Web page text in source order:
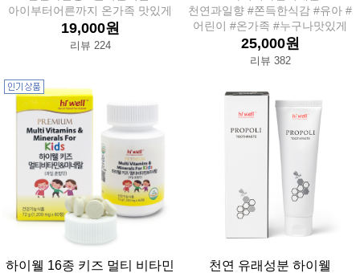
아이부터어른까지 온가족 맛있게
19,000원
리뷰 224
천연과일향 #쫀득한식감 #유아 #
어린이 #온가족 #누구나맛있게
25,000원
리뷰 382
하이웰 16종 키즈 멀티 비타민
천연 유래성분 하이웰